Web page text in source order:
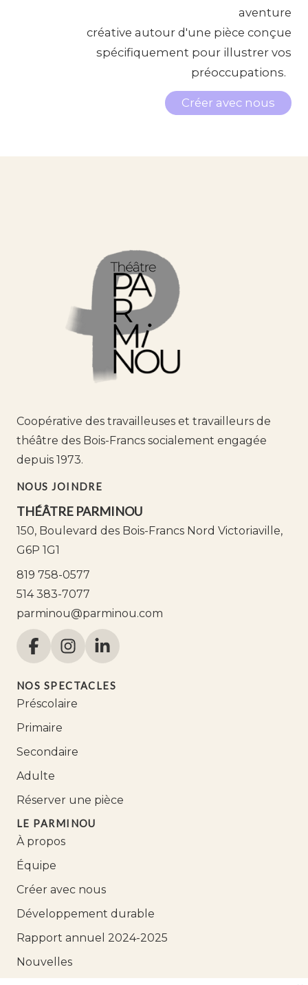
aventure
créative autour d'une pièce conçue
spécifiquement pour illustrer vos
préoccupations.
Créer avec nous
Coopérative des travailleuses et travailleurs de
théâtre des Bois-Francs socialement engagée
depuis 1973.
NOUS JOINDRE
THÉÂTRE PARMINOU
150, Boulevard des Bois-Francs Nord Victoriaville,
G6P 1G1
819 758-0577
514 383-7077
parminou@parminou.com
NOS SPECTACLES
Préscolaire
Primaire
Secondaire
Adulte
Réserver une pièce
LE PARMINOU
À propos
Équipe
Créer avec nous
Développement durable
Rapport annuel 2024-2025
Nouvelles